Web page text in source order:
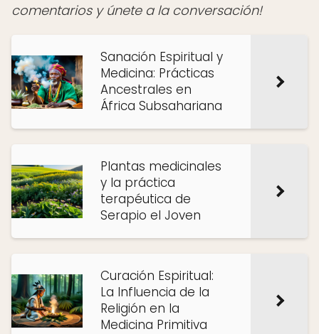
comentarios y únete a la conversación!
Sanación Espiritual y
Medicina: Prácticas
Ancestrales en
África Subsahariana
Plantas medicinales
y la práctica
terapéutica de
Serapio el Joven
Curación Espiritual:
La Influencia de la
Religión en la
Medicina Primitiva